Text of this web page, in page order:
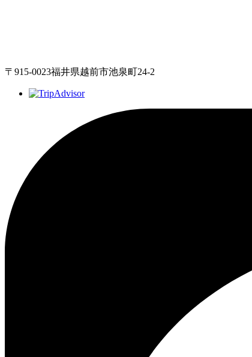
〒915-0023福井県越前市池泉町24-2